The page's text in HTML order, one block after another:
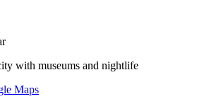
with museums and nightlife
Maps